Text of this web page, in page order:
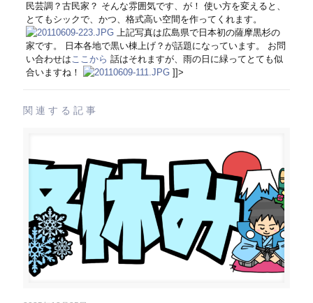
民芸調？古民家？ そんな雰囲気です、が！ 使い方を変えると、
とてもシックで、かつ、格式高い空間を作ってくれます。
上記写真は広島県で日本初の薩摩黒杉の
家です。 日本各地で黒い棟上げ？が話題になっています。 お問
い合わせはここから 話はそれますが、雨の日に緑ってとても似
合いますね！
]]>
関連する記事